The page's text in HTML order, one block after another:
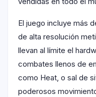
El juego incluye más
de alta resolución
llevan al límite el
combates llenos de
como Heat, o sal de
poderosos